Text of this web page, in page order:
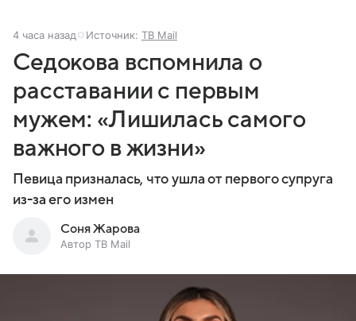
4 часа назад Источник: ТВ Mail
Седокова вспомнила о
расставании с первым
мужем: «Лишилась самого
важного в жизни»
Певица призналась, что ушла от первого супруга
из-за его измен
Соня Жарова
Автор ТВ Mail